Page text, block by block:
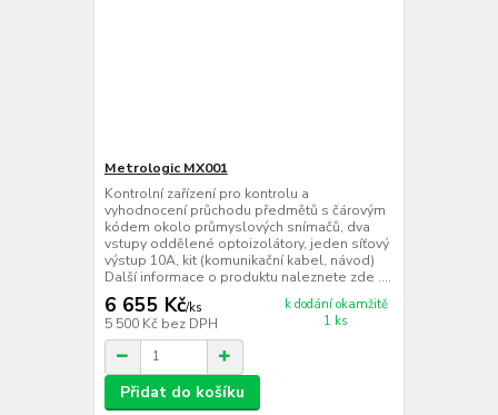
Metrologic MX001
Kontrolní zařízení pro kontrolu a
vyhodnocení průchodu předmětů s čárovým
kódem okolo průmyslových snímačů, dva
vstupy oddělené optoizolátory, jeden síťový
výstup 10A, kit (komunikační kabel, návod)
Další informace o produktu naleznete zde ....
6 655 Kč/ks
5 500 Kč bez DPH
k dodání okamžitě
1 ks
Přidat do košíku